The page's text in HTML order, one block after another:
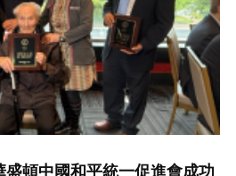
頓中國和平統一促進會成功